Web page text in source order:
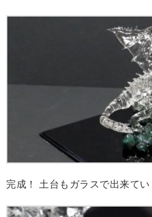
完成！ 土台もガラスで出来てい